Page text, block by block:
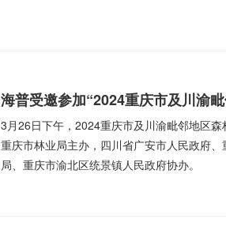
海普受邀参加“2024重庆市及川渝
3月26日下午，2024重庆市及川渝毗邻地区
重庆市林业局主办，四川省广安市人民政府
局、重庆市渝北区统景镇人民政府协办。